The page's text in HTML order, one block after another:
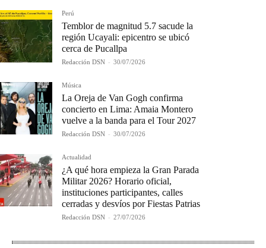
Perú
Temblor de magnitud 5.7 sacude la
región Ucayali: epicentro se ubicó
cerca de Pucallpa
Redacción DSN - 30/07/2026
Música
La Oreja de Van Gogh confirma
concierto en Lima: Amaia Montero
vuelve a la banda para el Tour 2027
Redacción DSN - 30/07/2026
Actualidad
¿A qué hora empieza la Gran Parada
Militar 2026? Horario oficial,
instituciones participantes, calles
cerradas y desvíos por Fiestas Patrias
Redacción DSN - 27/07/2026